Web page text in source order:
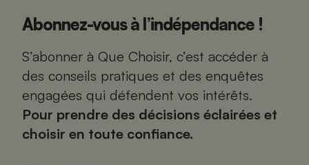
Abonnez-vous à l’indépendance !
S’abonner à Que Choisir, c’est accéder à
des conseils pratiques et des enquêtes
engagées qui défendent vos intérêts.
Pour prendre des décisions éclairées et
choisir en toute confiance.